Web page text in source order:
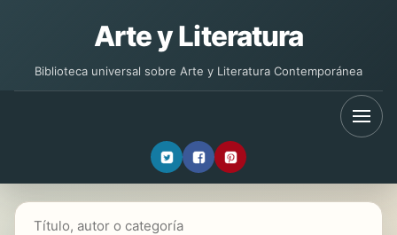
Arte y Literatura
Biblioteca universal sobre Arte y Literatura Contemporánea